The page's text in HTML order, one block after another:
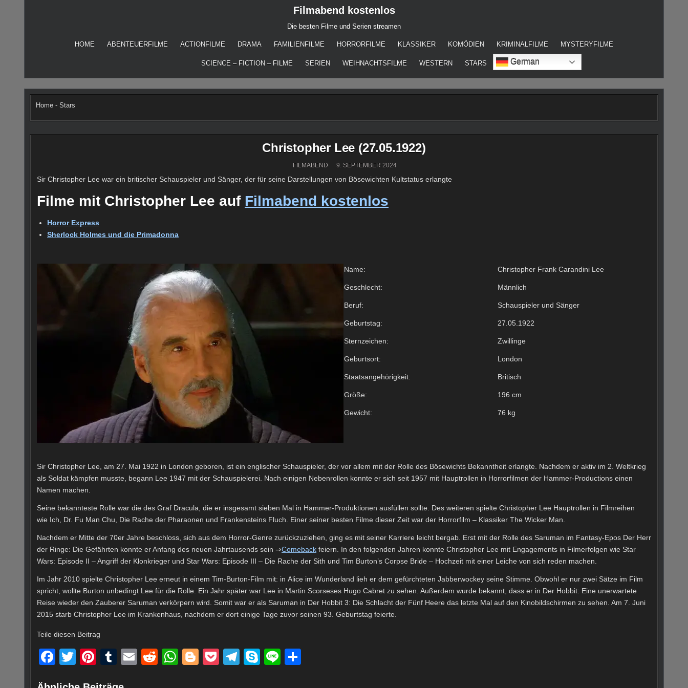
Filmabend kostenlos
Die besten Filme und Serien streamen
HOME ABENTEUERFILME ACTIONFILME DRAMA FAMILIENFILME HORRORFILME KLASSIKER KOMÖDIEN KRIMINALFILME MYSTERYFILME
SCIENCE – FICTION – FILME SERIEN WEIHNACHTSFILME WESTERN STARS German
Home - Stars
Christopher Lee (27.05.1922)
FILMABEND 9. SEPTEMBER 2024
Sir Christopher Lee war ein britischer Schauspieler und Sänger, der für seine Darstellungen von Bösewichten Kultstatus erlangte
Filme mit Christopher Lee auf Filmabend kostenlos
Horror Express
Sherlock Holmes und die Primadonna
Name:
Geschlecht:
Beruf:
Geburtstag:
Sternzeichen:
Geburtsort:
Staatsangehörigkeit:
Größe:
Gewicht:
Christopher Frank Carandini Lee
Männlich
Schauspieler und Sänger
27.05.1922
Zwillinge
London
Britisch
196 cm
76 kg
Sir Christopher Lee, am 27. Mai 1922 in London geboren, ist ein englischer Schauspieler, der vor allem mit der Rolle des Bösewichts Bekanntheit erlangte. Nachdem er aktiv im 2. Weltkrieg
als Soldat kämpfen musste, begann Lee 1947 mit der Schauspielerei. Nach einigen Nebenrollen konnte er sich seit 1957 mit Hauptrollen in Horrorfilmen der Hammer-Productions einen
Namen machen.
Seine bekannteste Rolle war die des Graf Dracula, die er insgesamt sieben Mal in Hammer-Produktionen ausfüllen sollte. Des weiteren spielte Christopher Lee Hauptrollen in Filmreihen
wie Ich, Dr. Fu Man Chu, Die Rache der Pharaonen und Frankensteins Fluch. Einer seiner besten Filme dieser Zeit war der Horrorfilm – Klassiker The Wicker Man.
Nachdem er Mitte der 70er Jahre beschloss, sich aus dem Horror-Genre zurückzuziehen, ging es mit seiner Karriere leicht bergab. Erst mit der Rolle des Saruman im Fantasy-Epos Der Herr
der Ringe: Die Gefährten konnte er Anfang des neuen Jahrtausends sein ⇒Comeback feiern. In den folgenden Jahren konnte Christopher Lee mit Engagements in Filmerfolgen wie Star
Wars: Episode II – Angriff der Klonkrieger und Star Wars: Episode III – Die Rache der Sith und Tim Burton’s Corpse Bride – Hochzeit mit einer Leiche von sich reden machen.
Im Jahr 2010 spielte Christopher Lee erneut in einem Tim-Burton-Film mit: in Alice im Wunderland lieh er dem gefürchteten Jabberwockey seine Stimme. Obwohl er nur zwei Sätze im Film
spricht, wollte Burton unbedingt Lee für die Rolle. Ein Jahr später war Lee in Martin Scorseses Hugo Cabret zu sehen. Außerdem wurde bekannt, dass er in Der Hobbit: Eine unerwartete
Reise wieder den Zauberer Saruman verkörpern wird. Somit war er als Saruman in Der Hobbit 3: Die Schlacht der Fünf Heere das letzte Mal auf den Kinobildschirmen zu sehen. Am 7. Juni
2015 starb Christopher Lee im Krankenhaus, nachdem er dort einige Tage zuvor seinen 93. Geburtstag feierte.
Teile diesen Beitrag
F
T
Pi
T
E
R
W
Bl
P
T
S
Li